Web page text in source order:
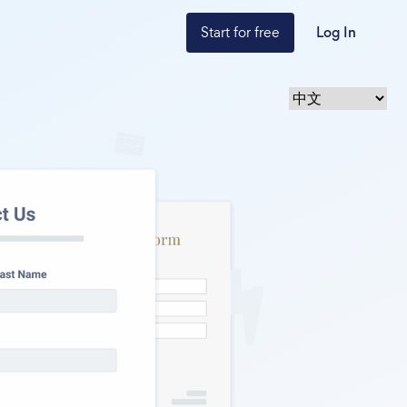
Start for free Log In